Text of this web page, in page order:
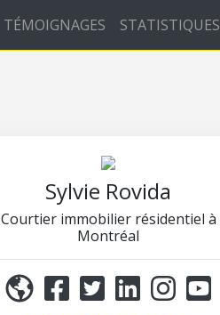
TÉMOIGNAGES STATISTIQUES
Sylvie Rovida
Courtier immobilier résidentiel à
Montréal